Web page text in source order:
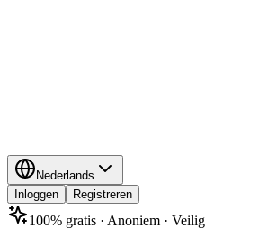
Nederlands
Inloggen
Registreren
100% gratis · Anoniem · Veilig